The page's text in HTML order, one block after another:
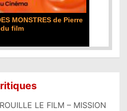
Nolan : la
LE FILM – MISSION